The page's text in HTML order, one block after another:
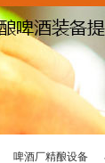
啤酒厂精酿设备